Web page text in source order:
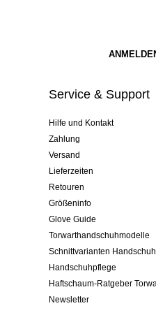
Service & Support
Hilfe und Kontakt
Zahlung
Versand
Lieferzeiten
Retouren
Größeninfo
Glove Guide
Torwarthandschuhmodelle
Schnittvarianten
Handschuhpflege
Haftschaum-Ratgeber
Newsletter